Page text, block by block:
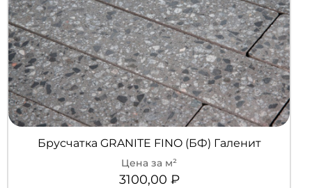
Брусчатка GRANITE FINO (БФ) Галенит
3100,00 ₽